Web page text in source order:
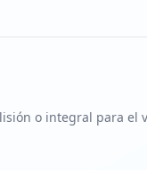
o integral para el